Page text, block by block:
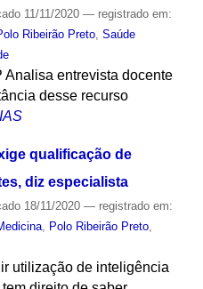
11/11/2020 — registrado em:
Ribeirão Preto, Saúde
entrevista docente
desse recurso
qualificação de
diz especialista
18/11/2020 — registrado em:
, Polo Ribeirão Preto,
utilização de inteligência